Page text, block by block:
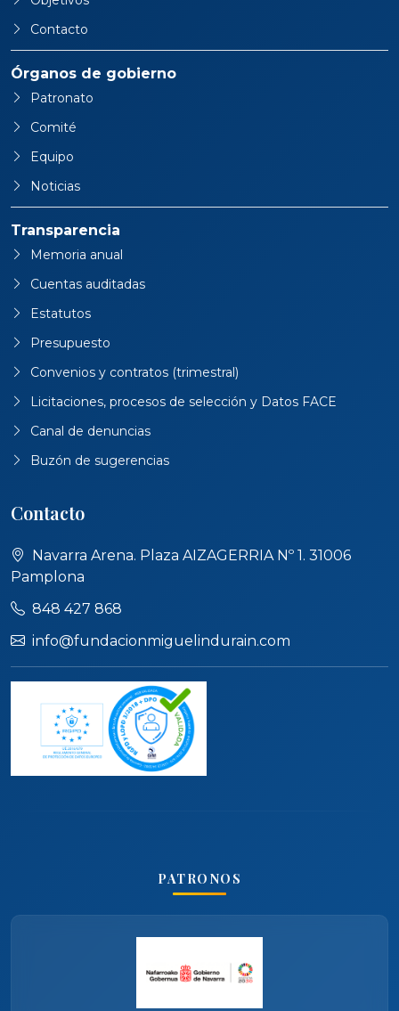
Contacto
Órganos de gobierno
Patronato
Comité
Equipo
Noticias
Transparencia
Memoria anual
Cuentas auditadas
Estatutos
Presupuesto
Convenios y contratos (trimestral)
Licitaciones, procesos de selección y Datos FACE
Canal de denuncias
Buzón de sugerencias
Contacto
Navarra Arena. Plaza AIZAGERRIA Nº 1. 31006
Pamplona
848 427 868
info@fundacionmiguelindurain.com
PATRONOS